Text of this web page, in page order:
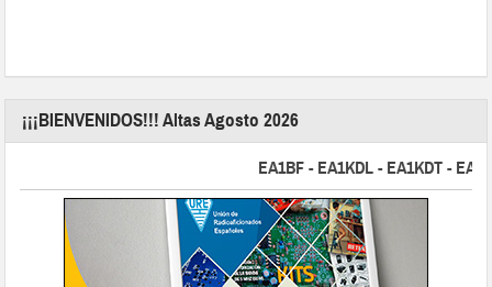
¡¡¡BIENVENIDOS!!! Altas Agosto 2026
EA1BF - EA1KDL - EA1KDT -